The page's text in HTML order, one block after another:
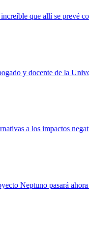
que allí se prevé
y docente de la
a los impactos
Neptuno pasará